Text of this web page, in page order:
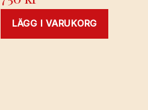
LÄGG I VARUKORG